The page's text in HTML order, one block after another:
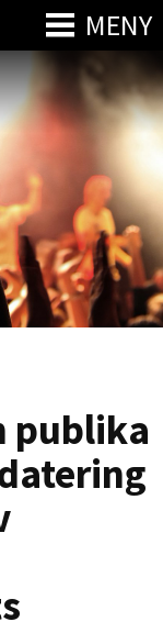
MENY
publika